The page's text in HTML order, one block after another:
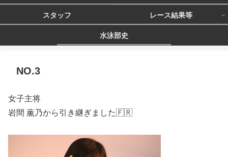
スタッフ レース結果等
水泳部史
NO.3
女子主将
岩間 薫乃から引き継ぎました🇫🇷